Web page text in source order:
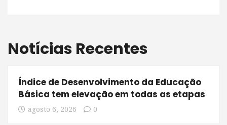
Notícias Recentes
Índice de Desenvolvimento da Educação
Básica tem elevação em todas as etapas
agosto 6, 2026 0